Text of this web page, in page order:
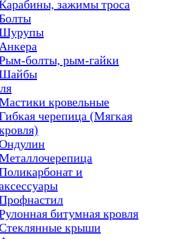
зажимы троса
Анкера
болты, рым-гайки
кровельные
черепица (Мягкая
и
битумная кровля
крыши